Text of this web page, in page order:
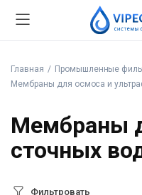
Главная
Промышленные
Мембраны для осмоса и
Мембраны
сточных
Фильтровать